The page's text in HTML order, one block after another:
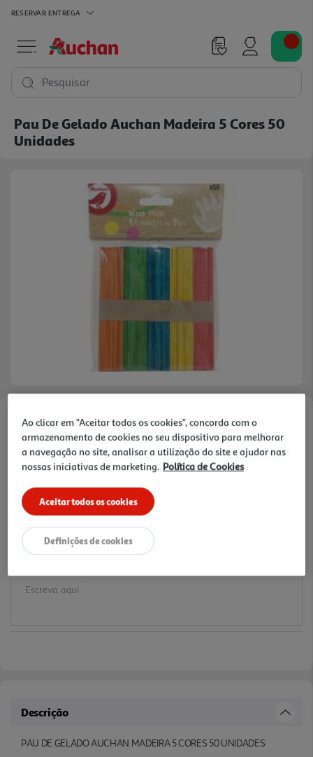
RESERVAR ENTREGA
Pesquisar
Pau De Gelado Auchan Madeira 5 Cores 50
Unidades
Faça a sua avaliação
Ref. / EAN:3245676371352
1.45 €/un
1,45 €
Descrição
PAU DE GELADO AUCHAN MADEIRA 5 CORES 50 UNIDADES
Ao clicar em "Aceitar todos os cookies", concorda com o
armazenamento de cookies no seu dispositivo para melhorar
a navegação no site, analisar a utilização do site e ajudar nas
nossas iniciativas de marketing. Política de Cookies
Aceitar todos os cookies
Definições de cookies